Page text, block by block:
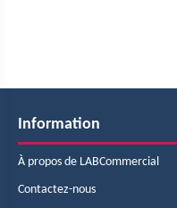
Information
À propos de LABCommercial
Contactez-nous